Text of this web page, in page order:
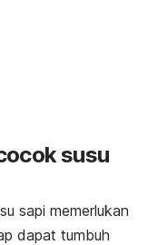
susu
sapi memerlukan
dapat tumbuh